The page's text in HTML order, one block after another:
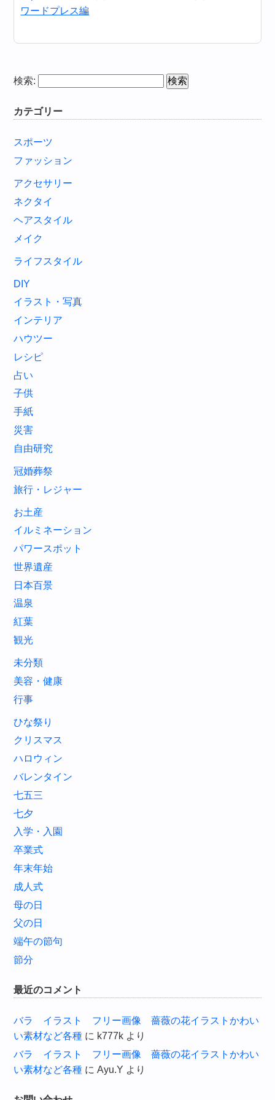
ワードプレス編
検索:
カテゴリー
スポーツ
ファッション
アクセサリー
ネクタイ
ヘアスタイル
メイク
ライフスタイル
DIY
イラスト・写真
インテリア
ハウツー
レシピ
占い
子供
手紙
災害
自由研究
冠婚葬祭
旅行・レジャー
お土産
イルミネーション
パワースポット
世界遺産
日本百景
温泉
紅葉
観光
未分類
美容・健康
行事
ひな祭り
クリスマス
ハロウィン
バレンタイン
七五三
七夕
入学・入園
卒業式
年末年始
成人式
母の日
父の日
端午の節句
節分
最近のコメント
バラ イラスト フリー画像 薔薇の花イラストかわい
い素材など各種 に k777k より
バラ イラスト フリー画像 薔薇の花イラストかわい
い素材など各種 にAyu.Y より